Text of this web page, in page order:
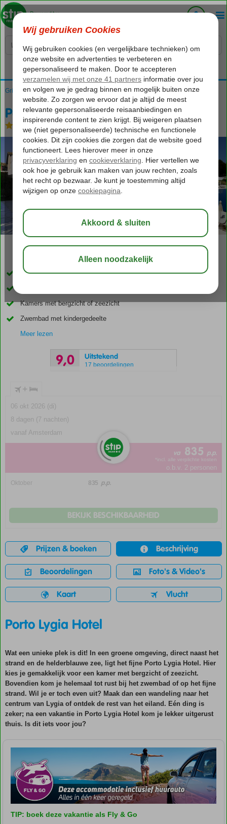
Voelt als thuiskomen...
Griekenland Lefkas Ligia Porto Lygia Hotel
Porto Lygia Hotel
Logies en ontbijt Hotel
Loop zo het strand op
Kamers met bergzicht of zeezicht
Zwembad met kindergedeelte
Meer lezen
9,0 Uitstekend
17 beoordelingen
+
06 okt 2026 (di)
8 dagen (7 nachten)
vanaf Amsterdam
va 835 p.p.
*incl. alle verplichte kosten
o.b.v. 2 personen
Oktober 835 p.p.
BEKIJK BESCHIKBAARHEID
Prijzen & boeken Beschrijving
Beoordelingen Foto's & Video's
Kaart Vlucht
Porto Lygia Hotel
Wat een unieke plek is dit! In een groene omgeving, direct naast het
strand en de helderblauwe zee, ligt het fijne Porto Lygia Hotel. Hier
kies je gemakkelijk voor een kamer met bergzicht of zeezicht.
Bovendien kom je helemaal tot rust bij het zwembad of op het fijne
strand. Wil je er toch even uit? Maak dan een wandeling naar het
centrum van Lygia of ontdek de rest van het eiland. Eén ding is
zeker; na een vakantie in Porto Lygia Hotel kom je lekker uitgerust
thuis. Is dit iets voor jou?
TIP: boek deze vakantie als Fly & Go